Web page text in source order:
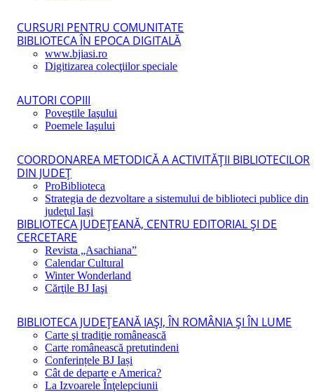
CURSURI PENTRU COMUNITATE
BIBLIOTECA ÎN EPOCA DIGITALĂ
www.bjiasi.ro
Digitizarea colecţiilor speciale
AUTORI COPIII
Poveştile Iaşului
Poemele Iaşului
COORDONAREA METODICĂ A ACTIVITĂŢII BIBLIOTECILOR
DIN JUDEŢ
ProBiblioteca
Strategia de dezvoltare a sistemului de biblioteci publice din
judeţul Iaşi
BIBLIOTECA JUDEŢEANĂ, CENTRU EDITORIAL ŞI DE
CERCETARE
Revista „Asachiana”
Calendar Cultural
Winter Wonderland
Cărţile BJ Iaşi
BIBLIOTECA JUDEŢEANĂ IAŞI, ÎN ROMÂNIA ŞI ÎN LUME
Carte şi tradiţie românească
Carte românească pretutindeni
Conferințele BJ Iași
Cât de departe e America?
La Izvoarele Înţelepciunii